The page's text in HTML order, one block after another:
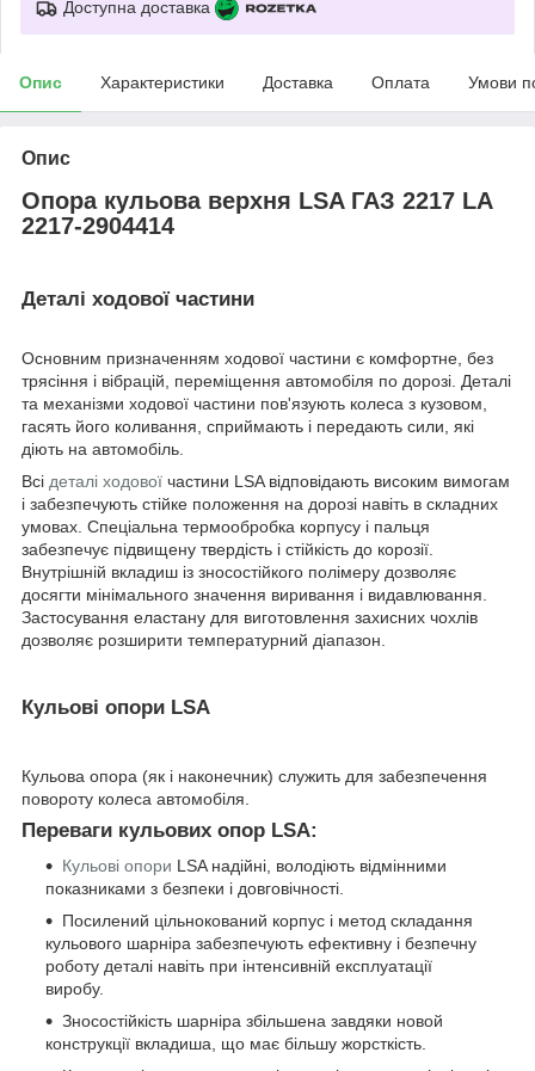
Доступна доставка
Опис Характеристики Доставка Оплата Умови
Опис
Опора кульова верхня LSA ГАЗ 2217 LA
2217-2904414
Деталі ходової частини
Основним призначенням ходової частини є комфортне, без
трясіння і вібрацій, переміщення автомобіля по дорозі. Деталі
та механізми ходової частини пов'язують колеса з кузовом,
гасять його коливання, сприймають і передають сили, які
діють на автомобіль.
Всі деталі ходової частини LSA відповідають високим вимогам
і забезпечують стійке положення на дорозі навіть в складних
умовах. Спеціальна термообробка корпусу і пальця
забезпечує підвищену твердість і стійкість до корозії.
Внутрішній вкладиш із зносостійкого полімеру дозволяє
досягти мінімального значення виривання і видавлювання.
Застосування еластану для виготовлення захисних чохлів
дозволяє розширити температурний діапазон.
Кульові опори LSA
Кульова опора (як і наконечник) служить для забезпечення
повороту колеса автомобіля.
Переваги кульових опор LSA:
Кульові опори LSA надійні, володіють відмінними
показниками з безпеки і довговічності.
Посилений цільнокований корпус і метод складання
кульового шарніра забезпечують ефективну і безпечну
роботу деталі навіть при інтенсивній експлуатації
виробу.
Зносостійкість шарніра збільшена завдяки новой
конструкції вкладиша, що має більшу жорсткість.